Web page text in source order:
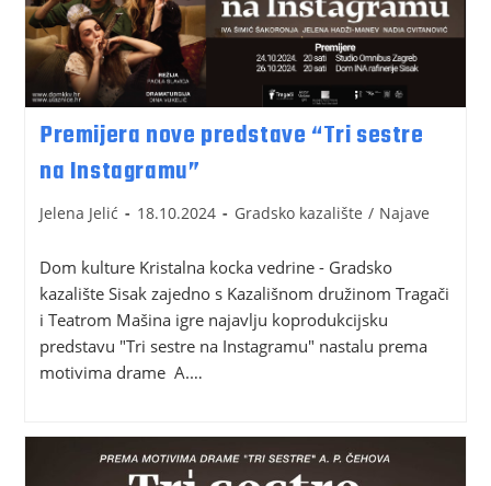
Premijera nove predstave “Tri sestre
na Instagramu”
Jelena Jelić 18.10.2024 Gradsko kazalište / Najave
Dom kulture Kristalna kocka vedrine - Gradsko
kazalište Sisak zajedno s Kazališnom družinom Tragači
i Teatrom Mašina igre najavlju koprodukcijsku
predstavu "Tri sestre na Instagramu" nastalu prema
motivima drame A.…